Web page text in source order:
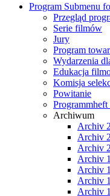
Program Submenu
Przegląd
Serie filmów
Jury
Program
Wydarzenia
Edukacja
Komisja
Powitanie
Archiwum
Archiv
Archiv
Archiv
Archiv
Archiv
Archiv
Archiv